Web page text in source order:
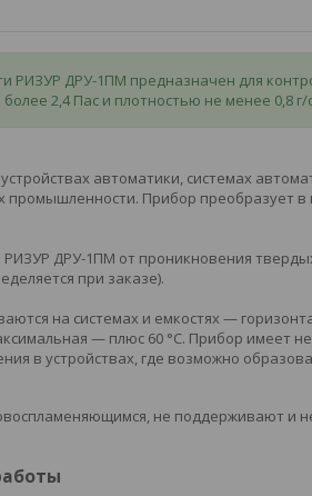
РИЗУР ДРУ-1ПМ предназначен для
2,4 Пас и плотностью не менее 0,8
автоматики, системах
промышленности. Прибор преобразует
ДРУ-1ПМ от проникновения
при заказе).
на системах и емкостях —
— плюс 60 °С. Прибор имеет
в устройствах, где возможно
не поддерживают и